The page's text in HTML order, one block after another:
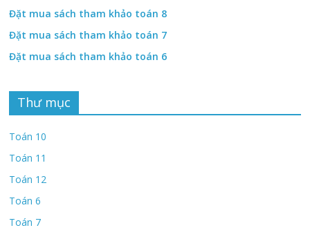
Đặt mua sách tham khảo toán 8
Đặt mua sách tham khảo toán 7
Đặt mua sách tham khảo toán 6
Thư mục
Toán 10
Toán 11
Toán 12
Toán 6
Toán 7